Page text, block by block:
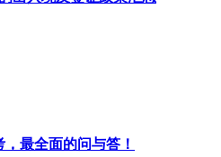
最全面的问与答！